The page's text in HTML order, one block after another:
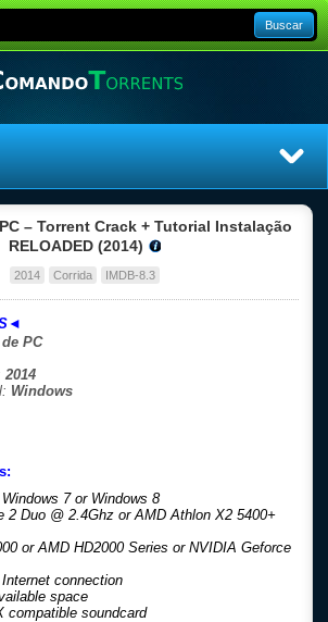
Buscar
– Torrent Crack + Tutorial Instalação
RELOADED (2014)
2014 Corrida IMDB-8.3
PC
2014
Windows
7 or Windows 8
2 Duo @ 2.4Ghz or AMD Athlon X2 5400+
or AMD HD2000 Series or NVIDIA Geforce
connection
space
compatible soundcard